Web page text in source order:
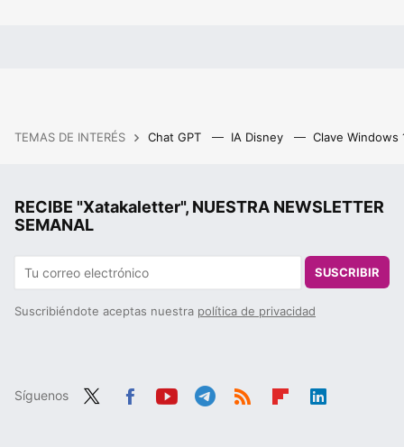
TEMAS DE INTERÉS Chat GPT IA Disney Clave Windows
RECIBE "Xatakaletter", NUESTRA NEWSLETTER
SEMANAL
SUSCRIBIR
Suscribiéndote aceptas nuestra política de privacidad
Síguenos